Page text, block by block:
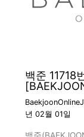
백준 11718
년 02월 01일
백준